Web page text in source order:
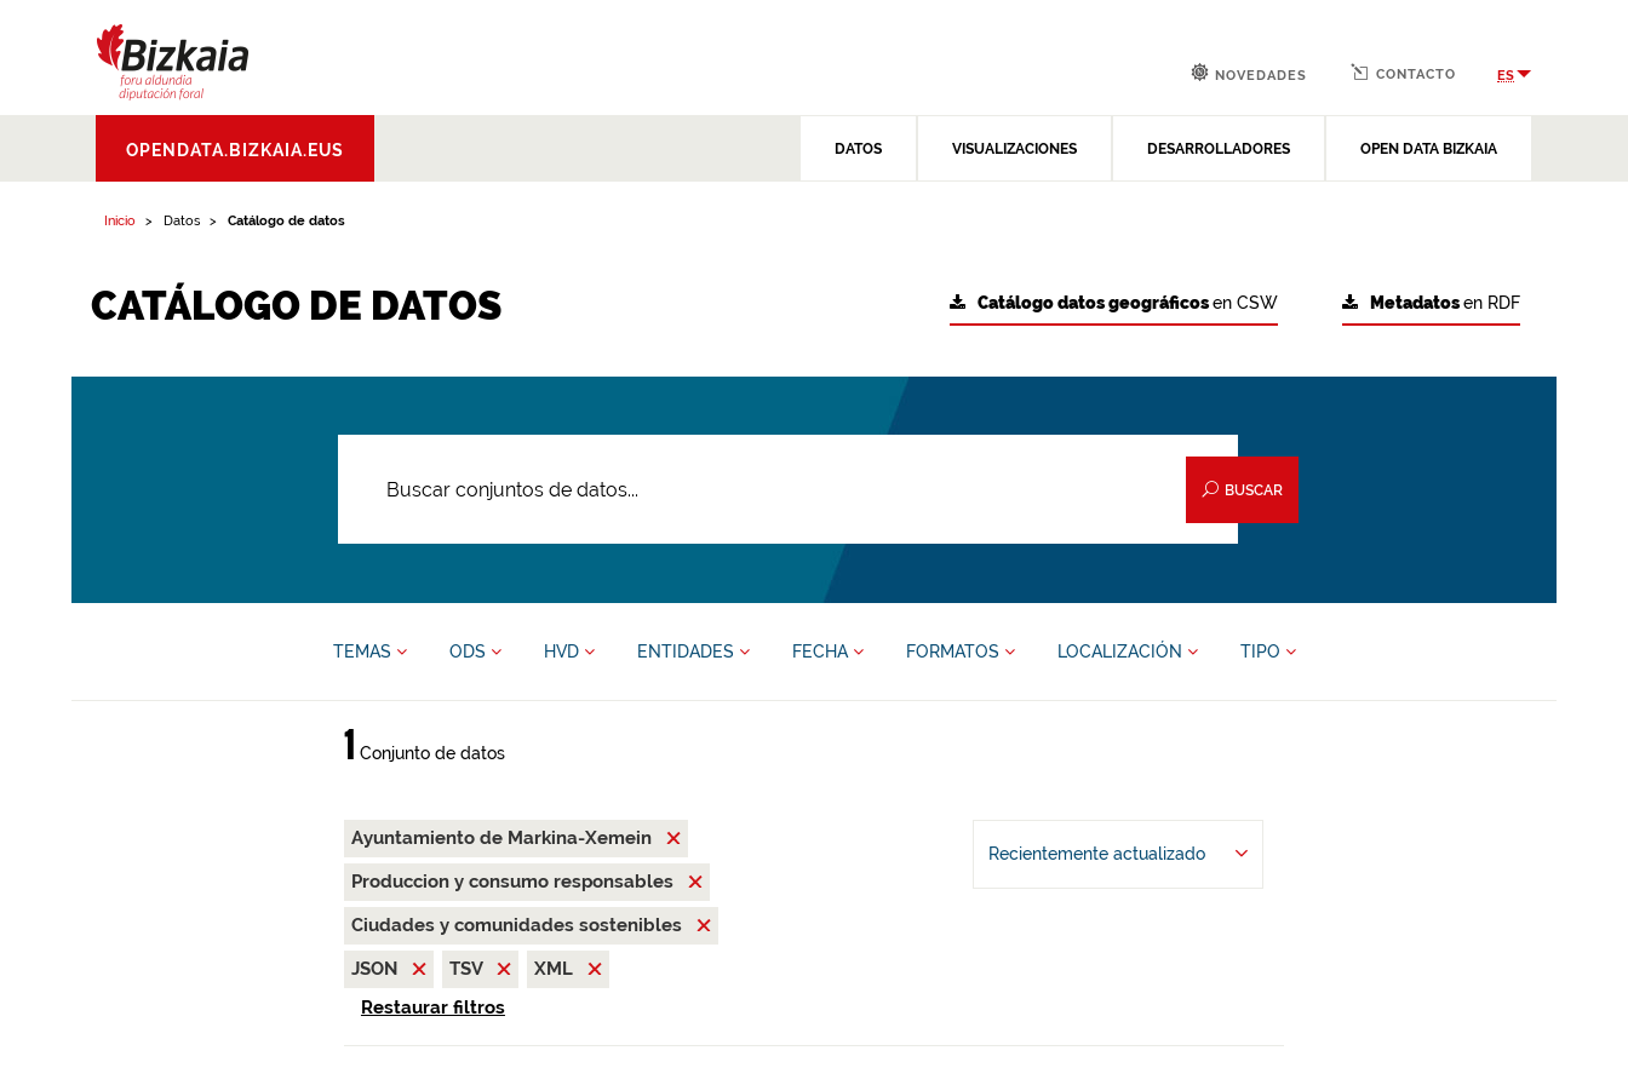
Aldundia.Diputacion
Foral de Bizkaia
OPENDATA.BIZKAIA.EUS DATOS VISUALIZACIONES DESARROLLADORES OPEN DATA BIZKAIA
NOVEDADES CONTACTO ES
Inicio Datos Catálogo de datos
CATÁLOGO DE DATOS Metadatosen RDF
Catálogo datos geográficosen CSW
BUSCAR
TEMAS ODS HVD ENTIDADES FECHA FORMATOS LOCALIZACIÓN TIPO
1 Conjunto de datos
Ayuntamiento de Markina-Xemein
Produccion y consumo responsables
Ciudades y comunidades sostenibles
JSON
TSV
XML
Restaurar filtros
Recientemente actualizado